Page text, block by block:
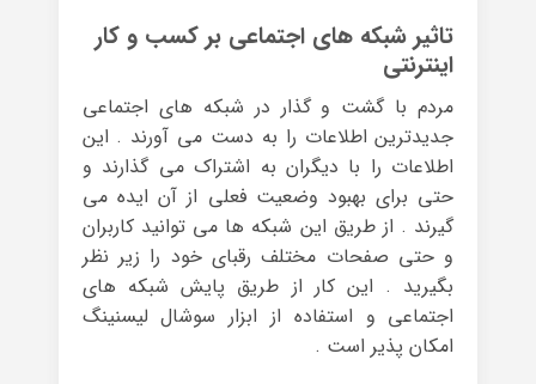
تاثیر شبکه های اجتماعی بر کسب و کار
اینترنتی
مردم با گشت و گذار در شبکه های اجتماعی
جدیدترین اطلاعات را به دست می آورند . این
اطلاعات را با دیگران به اشتراک می گذارند و
حتی برای بهبود وضعیت فعلی از آن ایده می
گیرند . از طریق این شبکه ها می توانید کاربران
و حتی صفحات مختلف رقبای خود را زیر نظر
بگیرید . این کار از طریق پایش شبکه های
اجتماعی و استفاده از ابزار سوشال لیسنینگ
امکان پذیر است .